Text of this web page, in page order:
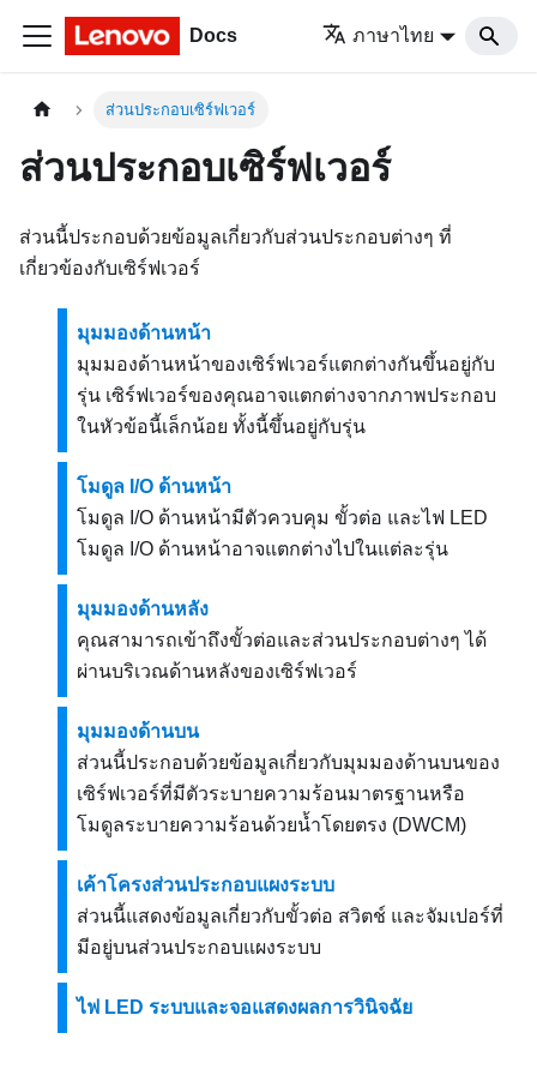
Docs ภาษาไทย
ส่วนประกอบเซิร์ฟเวอร์
ส่วนประกอบเซิร์ฟเวอร์
ส่วนนี้ประกอบด้วยข้อมูลเกี่ยวกับส่วนประกอบต่างๆ ที่
เกี่ยวข้องกับเซิร์ฟเวอร์
มุมมองด้านหน้า
มุมมองด้านหน้าของเซิร์ฟเวอร์แตกต่างกันขึ้นอยู่กับ
รุ่น เซิร์ฟเวอร์ของคุณอาจแตกต่างจากภาพประกอบ
ในหัวข้อนี้เล็กน้อย ทั้งนี้ขึ้นอยู่กับรุ่น
โมดูล I/O ด้านหน้า
โมดูล I/O ด้านหน้ามีตัวควบคุม ขั้วต่อ และไฟ LED
โมดูล I/O ด้านหน้าอาจแตกต่างไปในแต่ละรุ่น
มุมมองด้านหลัง
คุณสามารถเข้าถึงขั้วต่อและส่วนประกอบต่างๆ ได้
ผ่านบริเวณด้านหลังของเซิร์ฟเวอร์
มุมมองด้านบน
ส่วนนี้ประกอบด้วยข้อมูลเกี่ยวกับมุมมองด้านบนของ
เซิร์ฟเวอร์ที่มีตัวระบายความร้อนมาตรฐานหรือ
โมดูลระบายความร้อนด้วยน้ำโดยตรง (DWCM)
เค้าโครงส่วนประกอบแผงระบบ
ส่วนนี้แสดงข้อมูลเกี่ยวกับขั้วต่อ สวิตช์ และจัมเปอร์ที่
มีอยู่บนส่วนประกอบแผงระบบ
ไฟ LED ระบบและจอแสดงผลการวินิจฉัย